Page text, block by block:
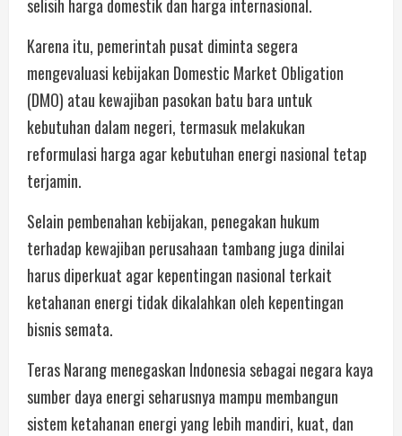
selisih harga domestik dan harga internasional.
Karena itu, pemerintah pusat diminta segera
mengevaluasi kebijakan Domestic Market Obligation
(DMO) atau kewajiban pasokan batu bara untuk
kebutuhan dalam negeri, termasuk melakukan
reformulasi harga agar kebutuhan energi nasional tetap
terjamin.
Selain pembenahan kebijakan, penegakan hukum
terhadap kewajiban perusahaan tambang juga dinilai
harus diperkuat agar kepentingan nasional terkait
ketahanan energi tidak dikalahkan oleh kepentingan
bisnis semata.
Teras Narang menegaskan Indonesia sebagai negara kaya
sumber daya energi seharusnya mampu membangun
sistem ketahanan energi yang lebih mandiri, kuat, dan